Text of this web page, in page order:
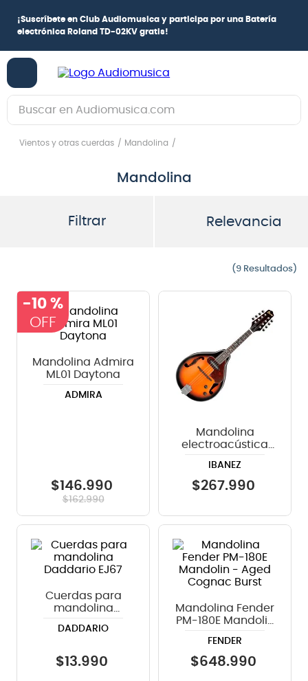
¡Suscríbete en Club Audiomusica y participa por una Batería
electrónica Roland TD-02KV gratis!
Buscar en Audiomusica.com
Vientos y otras cuerdas Mandolina
Mandolina
Filtrar Relevancia
9
-10 %
Mandolina Admira
ML01 Daytona
ADMIRA
$146.990
$162.990
Mandolina
electroacústica
Brown Sunburst
IBANEZ
$267.990
Cuerdas para
mandolina
DADDARIO
$13.990
Mandolina Fender
PM-180E Mandolin
Burst
FENDER
$648.990
TÉRMINOS MÁS BUSCADOS
7.
bateria
teclado
violin